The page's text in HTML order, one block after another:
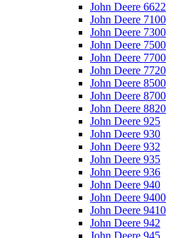
John Deere 6622
John Deere 7100
John Deere 7300
John Deere 7500
John Deere 7700
John Deere 7720
John Deere 8500
John Deere 8700
John Deere 8820
John Deere 925
John Deere 930
John Deere 932
John Deere 935
John Deere 936
John Deere 940
John Deere 9400
John Deere 9410
John Deere 942
John Deere 945